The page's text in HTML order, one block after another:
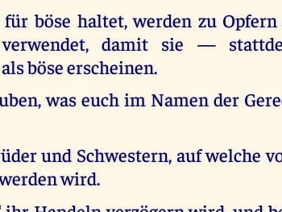
böse haltet, werden zu Opfern
verwendet, damit sie —
böse erscheinen.
was euch im Namen der
und Schwestern, auf welche
wird.